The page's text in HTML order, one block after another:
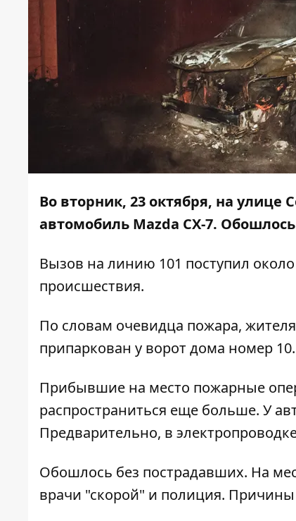
Во вторник, 23 октября, на улице
автомобиль Mazda CX-7.
Вызов на линию 101 поступил
происшествия.
По словам очевидца пожара,
припаркован у ворот дома номер
Прибывшие на место пожарные
распространиться еще больше. У
Предварительно, в
Обошлось без пострадавших. На
врачи "скорой" и полиция. Причины